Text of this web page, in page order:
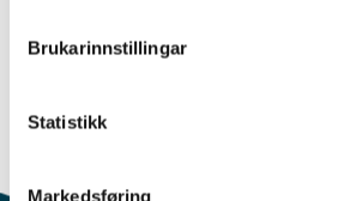
Brukarinnstillingar
Statistikk
Markedsføring